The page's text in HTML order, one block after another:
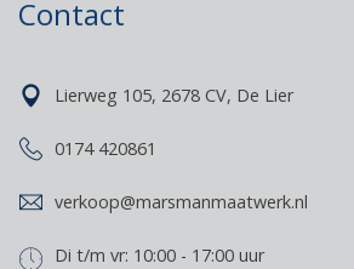
Contact
Lierweg 105, 2678 CV, De Lier
0174 420861
verkoop@marsmanmaatwerk.nl
Di t/m vr: 10:00 - 17:00 uur